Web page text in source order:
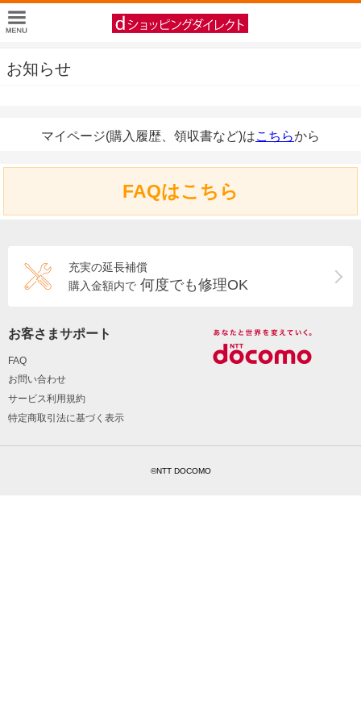
お知らせ
マイページ(購入履歴、領収書など)はこちらから
FAQはこちら
充実の延長補償
購入金額内で 何度でも修理OK
お客さまサポート
FAQ
お問い合わせ
サービス利用規約
特定商取引法に基づく表示
©NTT DOCOMO